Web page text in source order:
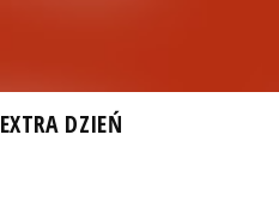
EXTRA DZIEŃ